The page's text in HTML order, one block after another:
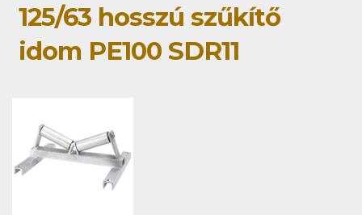
125/63 hosszú szűkítő
idom PE100 SDR11